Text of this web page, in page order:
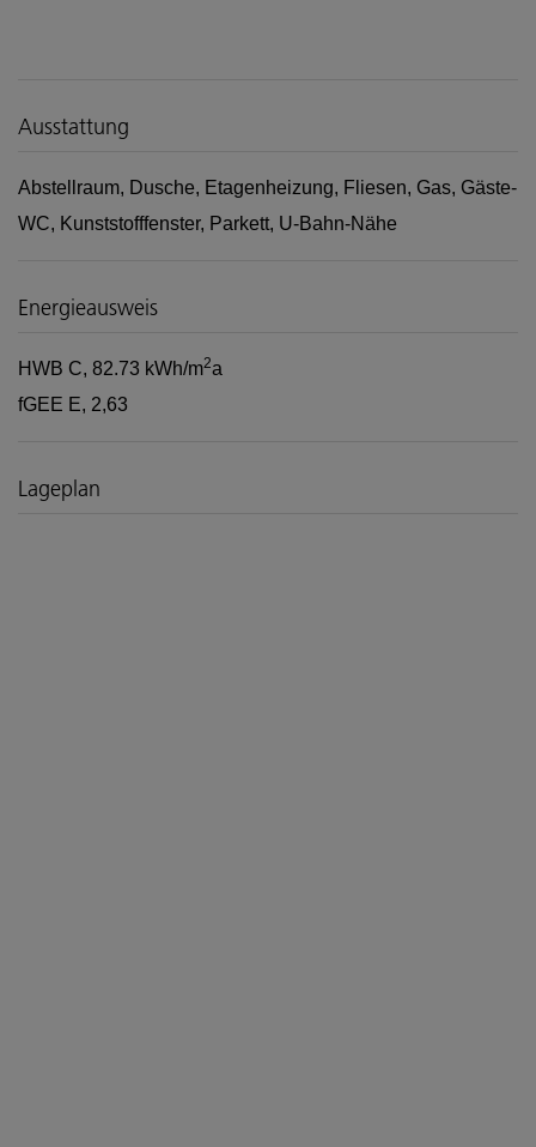
Ausstattung
Abstellraum Dusche Etagenheizung Fliesen Gas Gäste-
WC
Kunststofffenster Parkett U-Bahn-Nähe
Energieausweis
HWB C, 82.73 kWh/m2a
fGEE E, 2,63
Lageplan